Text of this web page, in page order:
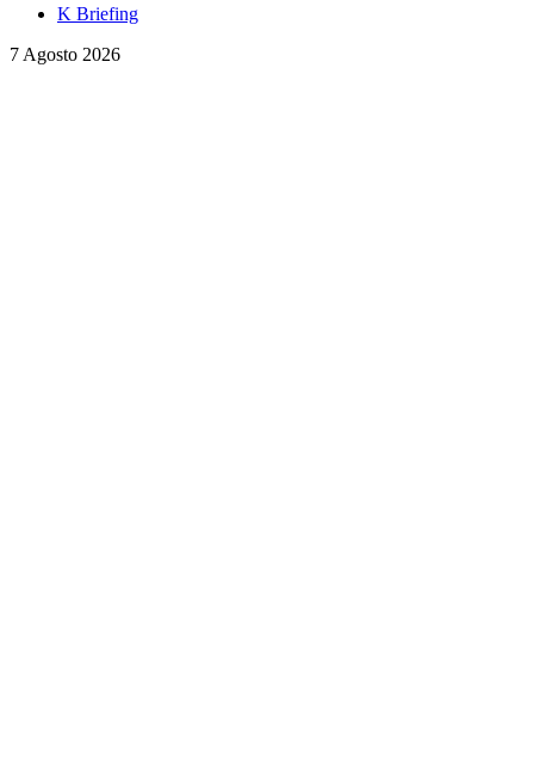
K Briefing
7 Agosto 2026